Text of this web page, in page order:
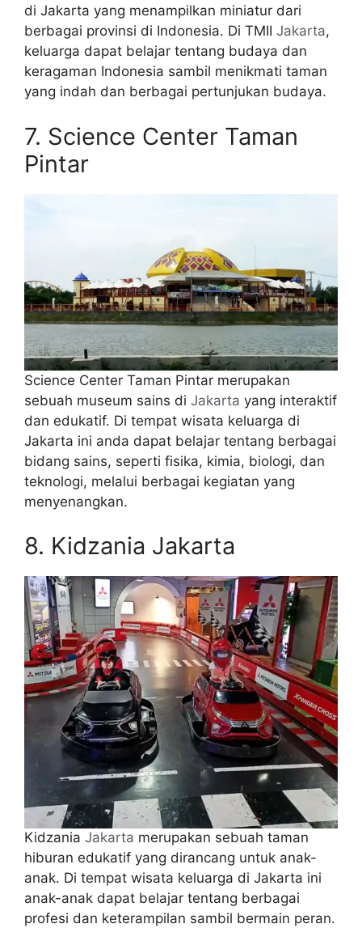
di Jakarta yang menampilkan miniatur dari
berbagai provinsi di Indonesia. Di TMII Jakarta,
keluarga dapat belajar tentang budaya dan
keragaman Indonesia sambil menikmati taman
yang indah dan berbagai pertunjukan budaya.
7. Science Center Taman
Pintar
Science Center Taman Pintar merupakan
sebuah museum sains di Jakarta yang interaktif
dan edukatif. Di tempat wisata keluarga di
Jakarta ini anda dapat belajar tentang berbagai
bidang sains, seperti fisika, kimia, biologi, dan
teknologi, melalui berbagai kegiatan yang
menyenangkan.
8. Kidzania Jakarta
Kidzania Jakarta merupakan sebuah taman
hiburan edukatif yang dirancang untuk anak-
anak. Di tempat wisata keluarga di Jakarta ini
anak-anak dapat belajar tentang berbagai
profesi dan keterampilan sambil bermain peran.